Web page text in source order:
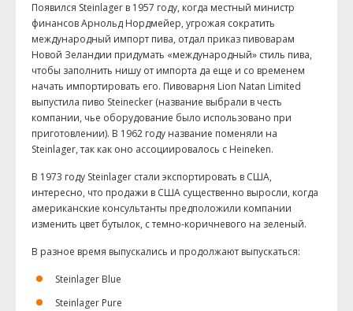
Появился Steinlager в 1957 году, когда местный министр
финансов Арнольд Нордмейер, угрожая сократить
международный импорт пива, отдал приказ пивоварам
Новой Зеландии придумать «международный» стиль пива,
чтобы заполнить нишу от импорта да еще и со временем
начать импортировать его. Пивоварня Lion Natan Limited
выпустила пиво Steinecker (название выбрали в честь
компании, чье оборудование было использовано при
приготовлении). В 1962 году название поменяли на
Steinlager, так как оно ассоциировалось с Heineken.
В 1973 году Steinlager стали экспортировать в США,
интересно, что продажи в США существенно выросли, когда
американские консультанты предположили компании
изменить цвет бутылок, с темно-коричневого на зеленый.
В разное время выпускались и продолжают выпускаться:
Steinlager Blue
Steinlager Pure